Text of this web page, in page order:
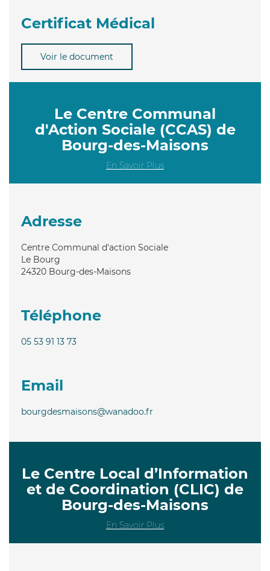
Certificat Médical
Voir le document
Le Centre Communal
d'Action Sociale (CCAS) de
Bourg-des-Maisons
En Savoir Plus
Adresse
Centre Communal d'action Sociale
Le Bourg
24320 Bourg-des-Maisons
Téléphone
05 53 91 13 73
Email
bourgdesmaisons@wanadoo.fr
Le Centre Local d’Information
et de Coordination (CLIC) de
Bourg-des-Maisons
En Savoir Plus